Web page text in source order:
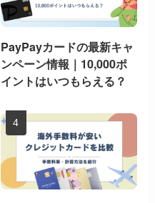
PayPayカードの最新キャ
ンペーン情報｜10,000ポ
イントはいつもらえる？